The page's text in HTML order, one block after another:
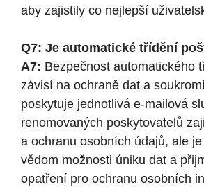
aby zajistily co nejlepší
Q7: Je automatické třídění
A7: Bezpečnost automatického
závisí na ochraně dat a
poskytuje jednotlivá e-mailová
renomovaných poskytovatelů
a ochranu osobních údajů, ale
vědom možnosti úniku dat a
opatření pro ochranu osobních